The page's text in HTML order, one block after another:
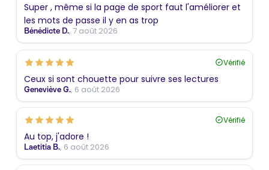
Super , même si la page de sport faut l'améliorer et
les mots de passe il y en as trop
Bénédicte D., 7 août 2026
Vérifié
Ceux si sont chouette pour suivre ses lectures
Geneviève G., 6 août 2026
Vérifié
Au top, j'adore !
Laetitia B., 6 août 2026